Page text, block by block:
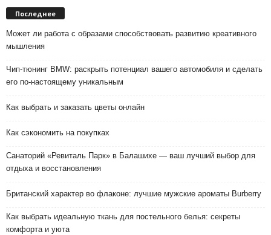
Последнее
Может ли работа с образами способствовать развитию креативного
мышления
Чип-тюнинг BMW: раскрыть потенциал вашего автомобиля и сделать
его по-настоящему уникальным
Как выбрать и заказать цветы онлайн
Как сэкономить на покупках
Санаторий «Ревиталь Парк» в Балашихе — ваш лучший выбор для
отдыха и восстановления
Британский характер во флаконе: лучшие мужские ароматы Burberry
Как выбрать идеальную ткань для постельного белья: секреты
комфорта и уюта